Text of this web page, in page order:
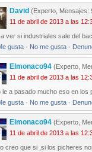
David (Experto, Mensajes:
11 de abril de 2013 a las
ver si industriales sale del
gusta · No me gusta ·
Elmonaco94 (Experto,
11 de abril de 2013 a las
le a pasado mucho eso en los
gusta · No me gusta ·
Elmonaco94 (Experto,
11 de abril de 2013 a las
creo que si ,si los picheres